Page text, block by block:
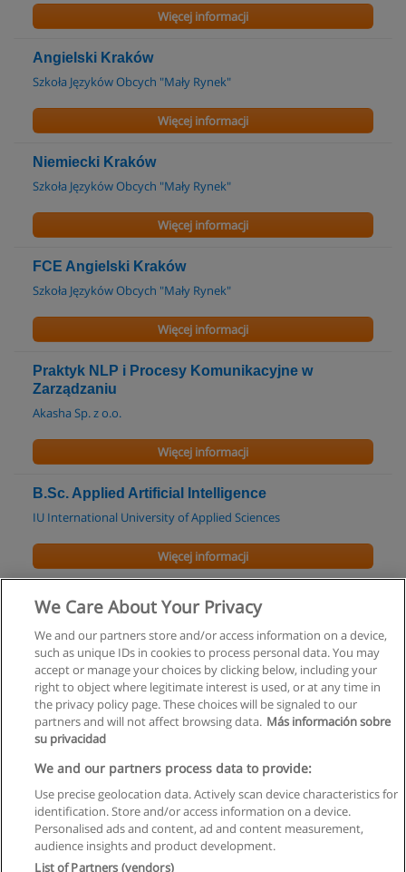
Więcej informacji
Angielski Kraków
Szkoła Języków Obcych "Mały Rynek"
Więcej informacji
Niemiecki Kraków
Szkoła Języków Obcych "Mały Rynek"
Więcej informacji
FCE Angielski Kraków
Szkoła Języków Obcych "Mały Rynek"
Więcej informacji
Praktyk NLP i Procesy Komunikacyjne w
Zarządzaniu
Akasha Sp. z o.o.
Więcej informacji
B.Sc. Applied Artificial Intelligence
IU International University of Applied Sciences
Więcej informacji
B.Sc. Computer Science
IU International University of Applied Sciences
Więcej informacji
Regulamin
Polityka ochrony danych osobowych
Kontakt z Educaedu
We Care About Your Privacy
We and our partners store and/or access information on a device,
such as unique IDs in cookies to process personal data. You may
accept or manage your choices by clicking below, including your
right to object where legitimate interest is used, or at any time in
the privacy policy page. These choices will be signaled to our
partners and will not affect browsing data. Más información sobre
su privacidad
We and our partners process data to provide:
Use precise geolocation data. Actively scan device characteristics for
identification. Store and/or access information on a device.
Personalised ads and content, ad and content measurement,
audience insights and product development.
List of Partners (vendors)